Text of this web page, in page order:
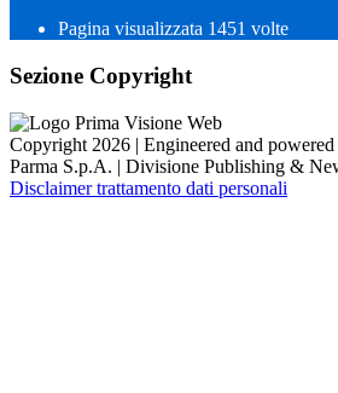
Pagina visualizzata 1451 volte
Sezione Copyright
Copyright 2026 | Engineered and
Parma S.p.A. | Divisione Publishing &
Disclaimer trattamento dati personali